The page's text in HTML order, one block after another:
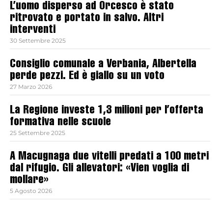
L’uomo disperso ad Orcesco è stato
ritrovato e portato in salvo. Altri
interventi
30 Settembre 2025
Consiglio comunale a Verbania, Albertella
perde pezzi. Ed è giallo su un voto
27 Marzo 2026
La Regione investe 1,3 milioni per l’offerta
formativa nelle scuole
25 Settembre 2025
A Macugnaga due vitelli predati a 100 metri
dal rifugio. Gli allevatori: «Vien voglia di
mollare»
5 Agosto 2026